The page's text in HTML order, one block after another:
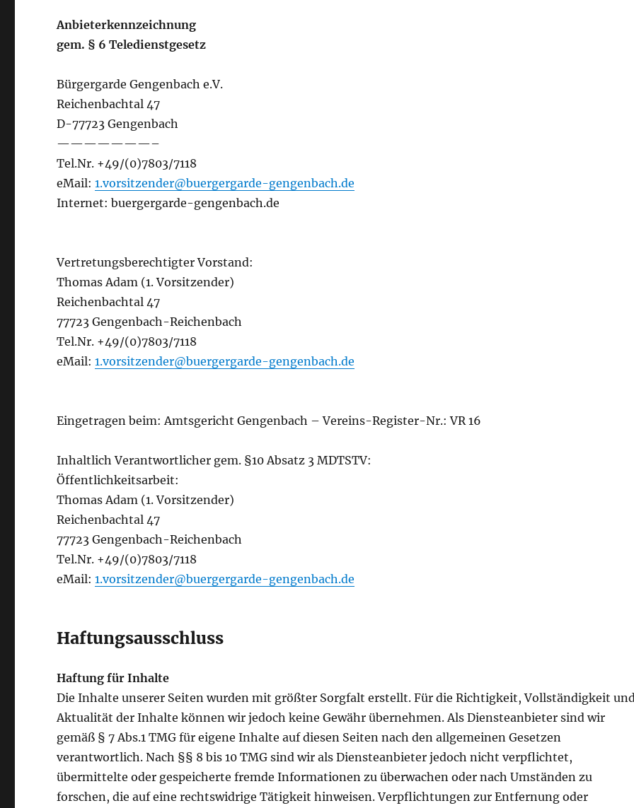
Anbieterkennzeichnung
gem. § 6 Teledienstgesetz
Bürgergarde Gengenbach e.V.
Reichenbachtal 47
D-77723 Gengenbach
———————–
Tel.Nr. +49/(0)7803/7118
eMail:1.vorsitzender@buergergarde-gengenbach.de
Internet: buergergarde-gengenbach.de
Vertretungsberechtigter Vorstand:
Thomas Adam (1. Vorsitzender)
Reichenbachtal 47
77723 Gengenbach-Reichenbach
Tel.Nr. +49/(0)7803/7118
eMail:1.vorsitzender@buergergarde-gengenbach.de
Eingetragen beim: Amtsgericht Gengenbach – Vereins-Register-Nr.: VR 16
Inhaltlich Verantwortlicher gem. §10 Absatz 3 MDTSTV:
Öffentlichkeitsarbeit:
Thomas Adam (1. Vorsitzender)
Reichenbachtal 47
77723 Gengenbach-Reichenbach
Tel.Nr. +49/(0)7803/7118
eMail:1.vorsitzender@buergergarde-gengenbach.de
Haftungsausschluss
Haftung für Inhalte
Die Inhalte unserer Seiten wurden mit größter Sorgfalt erstellt. Für die Richtigkeit, Vollständigkeit
Aktualität der Inhalte können wir jedoch keine Gewähr übernehmen. Als Diensteanbieter sind wir
gemäß § 7 Abs.1 TMG für eigene Inhalte auf diesen Seiten nach den allgemeinen Gesetzen
verantwortlich. Nach §§ 8 bis 10 TMG sind wir als Diensteanbieter jedoch nicht verpflichtet,
übermittelte oder gespeicherte fremde Informationen zu überwachen oder nach Umständen zu
forschen, die auf eine rechtswidrige Tätigkeit hinweisen. Verpflichtungen zur Entfernung oder